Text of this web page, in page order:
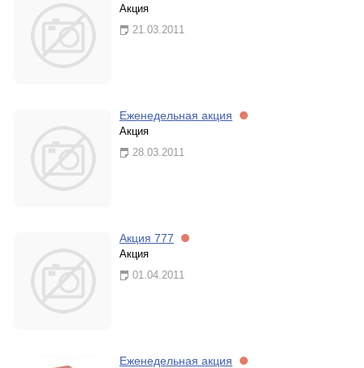
Акция
21.03.2011
Еженедельная акция
Акция
28.03.2011
Акция 777
Акция
01.04.2011
Еженедельная акция